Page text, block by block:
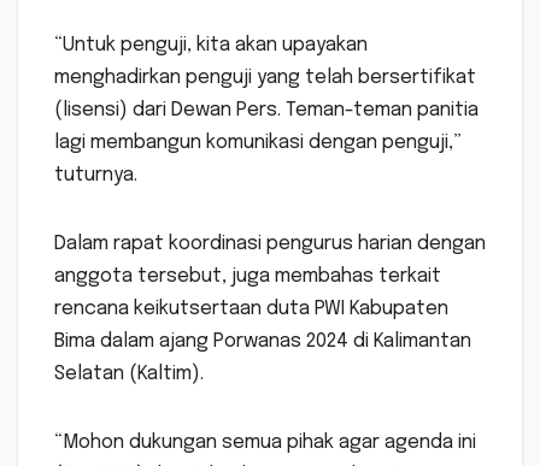
“Untuk penguji, kita akan upayakan
menghadirkan penguji yang telah bersertifikat
(lisensi) dari Dewan Pers. Teman-teman panitia
lagi membangun komunikasi dengan penguji,”
tuturnya.
Dalam rapat koordinasi pengurus harian dengan
anggota tersebut, juga membahas terkait
rencana keikutsertaan duta PWI Kabupaten
Bima dalam ajang Porwanas 2024 di Kalimantan
Selatan (Kaltim).
“Mohon dukungan semua pihak agar agenda ini